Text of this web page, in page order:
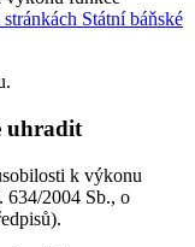
Státní báňské
uhradit
k výkonu
634/2004 Sb., o